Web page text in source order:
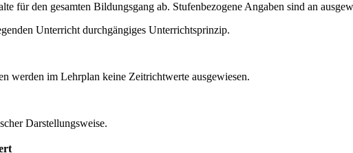
für den gesamten Bildungsgang ab. Stufenbezogene Angaben sind an
Unterricht durchgängiges Unterrichtsprinzip.
werden im Lehrplan keine Zeitrichtwerte ausgewiesen.
Darstellungsweise.